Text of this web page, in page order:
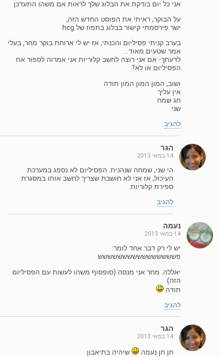
אני כל יום בודקת את הבלוג שלך לראות אם משהו התעדכן
על הבוקר, ראיתי את הפוסט החדש הזה,
ישר פירסמתי קישור בבלוג בתפוז של hcg
בערב קניתי פסיליום והכנתי, אז יש לי ארוחת בוקר מחר, בעלי
אמר שטעים מאוד…
לדעתך- אם אני רוצה לחשב קלוריות אני אמרוה לספור את
הפסיליום או לא?
ושוב, המון המון המון תודה
אין עליך
חג שמח
שני
להגיב
הגר
14 במאי 2013
הי שני, שמחה שנהנית. הפסיליום לא נספג במערכת
העיכול, אז אני לא חושבת שצריך לחשב אותו במסגרת
ספירת קלוריות.
להגיב
נעמה
14 במאי 2013
יש לי רק דבר אחד לומר:
פשששששששששששששששש
יאללה. מחר אני מנסה (סופסוף משהו לעשות עם הפסיליום
הזה)
תודה
להגיב
הגר
14 במאי 2013
חן חן נעמה
שיהיה בתיאבון.